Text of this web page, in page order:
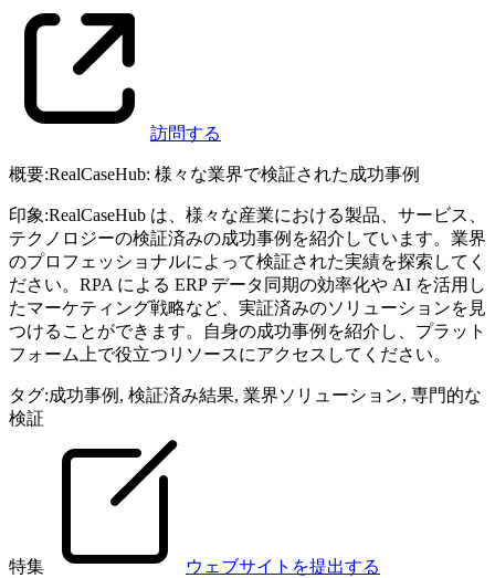
訪問する
概要:RealCaseHub: 様々な業界で検証された成功事例
印象:RealCaseHub は、様々な産業における製品、サービス、
テクノロジーの検証済みの成功事例を紹介しています。業界
のプロフェッショナルによって検証された実績を探索してく
ださい。RPA による ERP データ同期の効率化や AI を活用し
たマーケティング戦略など、実証済みのソリューションを見
つけることができます。自身の成功事例を紹介し、プラット
フォーム上で役立つリソースにアクセスしてください。
タグ:成功事例 , 検証済み結果, 業界ソリューション, 専門的な
検証
特集 ウェブサイトを提出する